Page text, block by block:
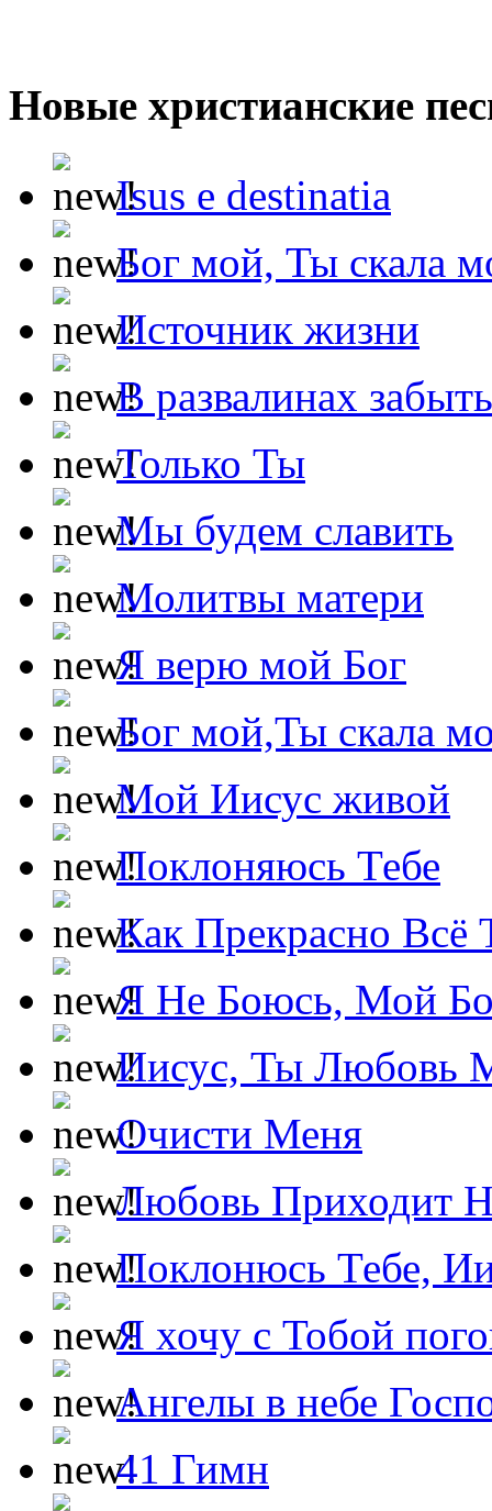
Новые христианские
Isus e destinatia
Бог мой, Ты скала
Источник жизни
В развалинах
Только Ты
Мы будем славить
Молитвы матери
Я верю мой Бог
Бог мой,Ты скала
Мой Иисус живой
Поклоняюсь Тебе
Как Прекрасно Всё
Я Не Боюсь, Мой
Иисус, Ты Любовь
Очисти Меня
Любовь Приходит
Поклонюсь Тебе,
Я хочу с Тобой
Ангелы в небе
41 Гимн